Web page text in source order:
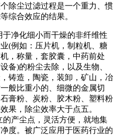
除尘过滤过程是一个重力、惯
综合效应的结果。
净化细小而干燥的非纤维性
(例如：压片机，制粒机、糖
，称量，套胶囊，中药前处
备)的粉尘去除，以及生物、
铸造，陶瓷，装卸，矿山，冶
般比重小的、细微的金属切
膏粉、炭粉、胶木粉、塑料粉
果，除尘效率大于点五。
产尘点，灵活方便，就地集
度。被广泛应用于医药行业的